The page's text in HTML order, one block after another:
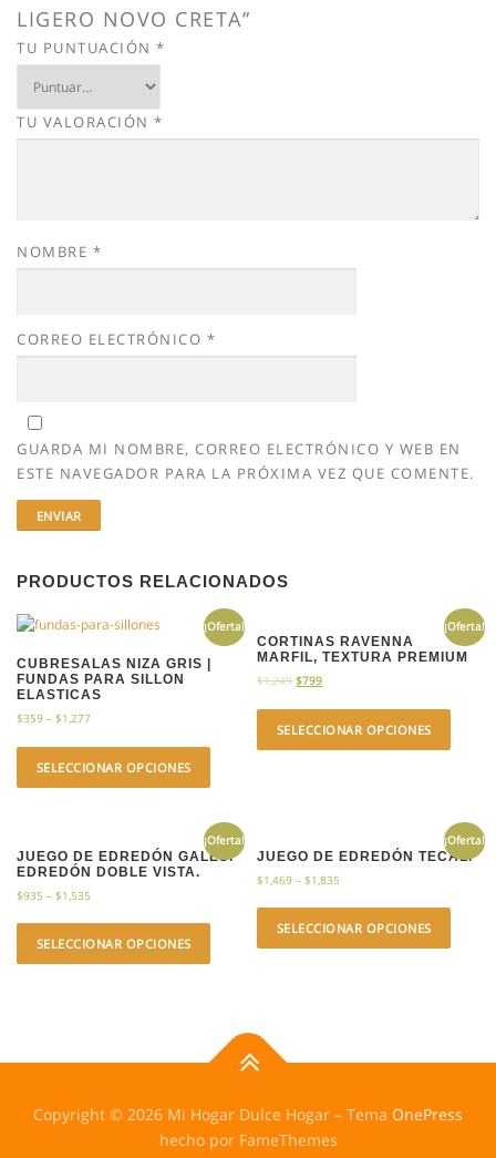
LIGERO NOVO CRETA”
TU PUNTUACIÓN *
TU VALORACIÓN *
NOMBRE *
CORREO ELECTRÓNICO *
GUARDA MI NOMBRE, CORREO ELECTRÓNICO Y WEB EN
ESTE NAVEGADOR PARA LA PRÓXIMA VEZ QUE COMENTE.
PRODUCTOS RELACIONADOS
¡Oferta!
CUBRESALAS NIZA GRIS |
FUNDAS PARA SILLON
ELASTICAS
$359 – $1,277
SELECCIONAR OPCIONES
¡Oferta!
CORTINAS RAVENNA
MARFIL, TEXTURA PREMIUM
$1,249 $799
SELECCIONAR OPCIONES
¡Oferta!
JUEGO DE EDREDÓN GALES.
EDREDÓN DOBLE VISTA.
$935 – $1,535
SELECCIONAR OPCIONES
¡Oferta!
JUEGO DE EDREDÓN TECALI
$1,469 –$1,835
SELECCIONAR OPCIONES
Copyright © 2026 Mi Hogar Dulce Hogar – Tema OnePress
hecho por FameThemes